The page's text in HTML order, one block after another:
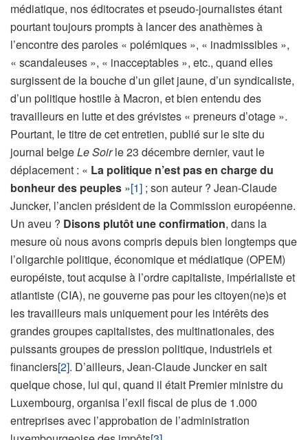
médiatique, nos éditocrates et pseudo-journalistes étant
pourtant toujours prompts à lancer des anathèmes à
l’encontre des paroles « polémiques », « inadmissibles »,
« scandaleuses », « inacceptables », etc., quand elles
surgissent de la bouche d’un gilet jaune, d’un syndicaliste,
d’un politique hostile à Macron, et bien entendu des
travailleurs en lutte et des grévistes « preneurs d’otage ».
Pourtant, le titre de cet entretien, publié sur le site du
journal belgeLe Soirle 23 décembre dernier, vaut le
déplacement : « La politique n’est pas en charge du
bonheur des peuples »[1] ; son auteur ? Jean-Claude
Juncker, l’ancien président de la Commission européenne.
Un aveu ? Disons plutôt une confirmation, dans la
mesure où nous avons compris depuis bien longtemps que
l’oligarchie politique, économique et médiatique (OPEM)
européiste, tout acquise à l’ordre capitaliste, impérialiste et
atlantiste (CIA), ne gouverne pas pour les citoyen(ne)s et
les travailleurs mais uniquement pour les intérêts des
grandes groupes capitalistes, des multinationales, des
puissants groupes de pression politique, industriels et
financiers[2]. D’ailleurs, Jean-Claude Juncker en sait
quelque chose, lui qui, quand il était Premier ministre du
Luxembourg, organisa l’exil fiscal de plus de 1.000
entreprises avec l’approbation de l’administration